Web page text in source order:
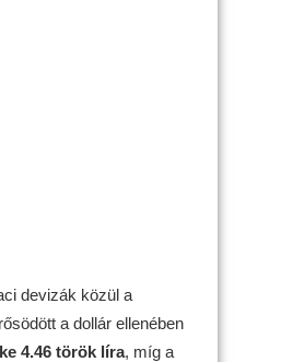
devizák közül a
a dollár ellenében
4.46 török líra, míg a